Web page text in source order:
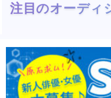
注目のオーディ